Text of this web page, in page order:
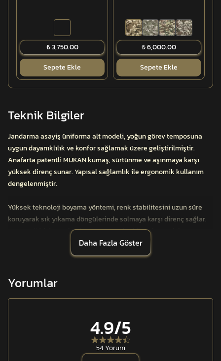
₺ 3,750.00
Sepete Ekle
₺ 6,000.00
Sepete Ekle
Teknik Bilgiler
Jandarma asayiş üniforma alt modeli, yoğun görev temposuna
uygun dayanıklılık ve konfor sağlamak üzere geliştirilmiştir.
Anafarta patentli MUKAN kumaş, sürtünme ve aşınmaya karşı
yüksek direnç sunar. Yapısal sağlamlık ile ergonomik kullanım
dengelenmiştir.
Yüksek teknoloji boyama yöntemi, renk stabilitesini uzun süre
koruyarak sık yıkama döngülerinde solmaya karşı direnç sağlar.
Su ve yağ itici apre kaplama, çevresel etkilere karşı ek koruma
sunar ve kumaş yüzeyinin temiz kalmasına yardımcı olur.
tam uyum sağlar. Uzun süreli kullanımda formunu koruyan kumaş
yapısı, mesai ve saha şartlarında güvenilir performans sunar.
Dayanıklı dikiş yapısı ve düzenli kesimi ile profesyonel görünüm
Anafarta patentli MUKAN kumaş
Daha Fazla Göster
Yorumlar
4.9/5
54 Yorum